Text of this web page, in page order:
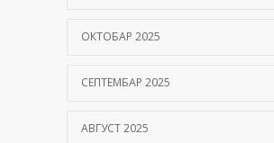
ОКТОБАР 2025
СЕПТЕМБАР 2025
АВГУСТ 2025